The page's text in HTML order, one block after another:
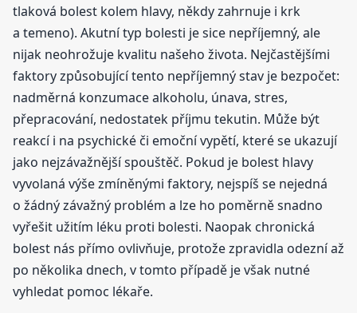
tlaková bolest kolem hlavy, někdy zahrnuje i krk
a temeno). Akutní typ bolesti je sice nepříjemný, ale
nijak neohrožuje kvalitu našeho života. Nejčastějšími
faktory způsobující tento nepříjemný stav je bezpočet:
nadměrná konzumace alkoholu, únava, stres,
přepracování, nedostatek příjmu tekutin. Může být
reakcí i na psychické či emoční vypětí, které se ukazují
jako nejzávažnější spouštěč. Pokud je bolest hlavy
vyvolaná výše zmíněnými faktory, nejspíš se nejedná
o žádný závažný problém a lze ho poměrně snadno
vyřešit užitím léku proti bolesti. Naopak chronická
bolest nás přímo ovlivňuje, protože zpravidla odezní až
po několika dnech, v tomto případě je však nutné
vyhledat pomoc lékaře.